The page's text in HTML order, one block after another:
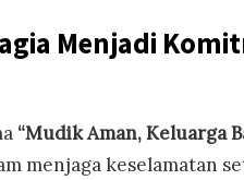
Menjadi
“Mudik Aman, Keluarga
menjaga keselamatan